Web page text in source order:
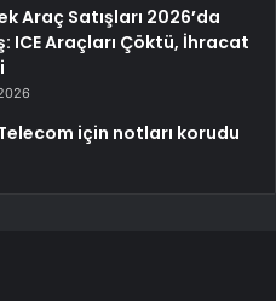
Araç Satışları 2026’da
ICE Araçları Çöktü, İhracat
için notları korudu